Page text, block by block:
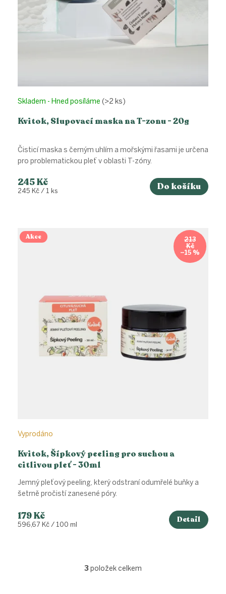
Kvitok, Slupovací maska na T-zonu - 20g
Skladem - Hned posíláme (>2 ks)
245 Kč
Měrná
245 Kč / 1 ks Do košíku
Čisticí maska s černým uhlím a mořskými řasami je určena
pro problematickou pleť v oblasti T-zóny.
Akce
213
Kč
–15 %
Kvitok, Šípkový peeling pro suchou a
citlivou pleť - 30ml
Vyprodáno
179 Kč
Měrná
596,67 Kč / 100 ml
Detail
Jemný pleťový peeling, který odstraní odumřelé buňky a
šetrně pročistí zanesené póry.
O
3položek celkem